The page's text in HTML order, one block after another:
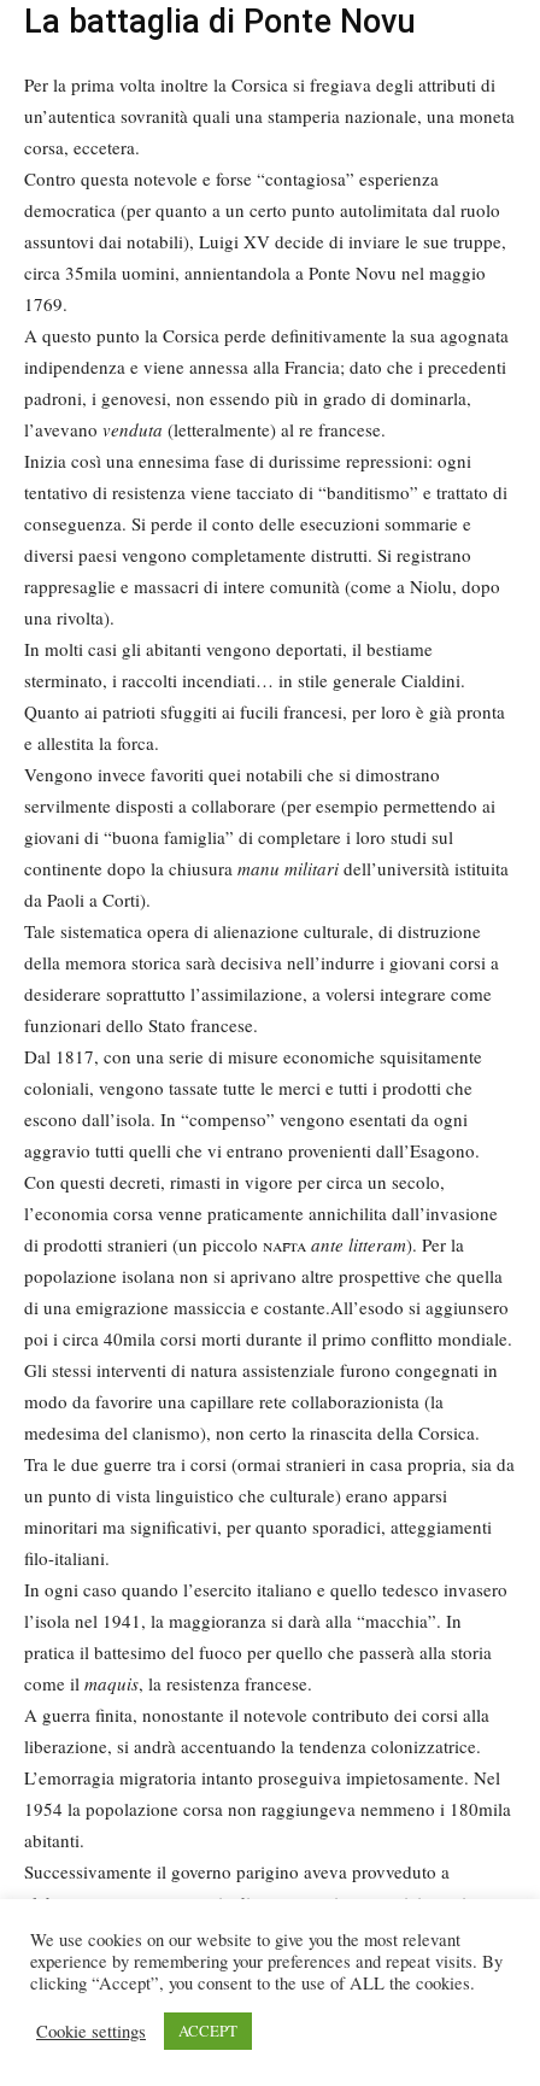
La battaglia di Ponte Novu
Per la prima volta inoltre la Corsica si fregiava degli attributi di
un’autentica sovranità quali una stamperia nazionale, una moneta
corsa, eccetera.
Contro questa notevole e forse “contagiosa” esperienza
democratica (per quanto a un certo punto autolimitata dal ruolo
assuntovi dai notabili), Luigi XV decide di inviare le sue truppe,
circa 35mila uomini, annientandola a Ponte Novu nel maggio
1769.
A questo punto la Corsica perde definitivamente la sua agognata
indipendenza e viene annessa alla Francia; dato che i precedenti
padroni, i genovesi, non essendo più in grado di dominarla,
l’avevano venduta (letteralmente) al re francese.
Inizia così una ennesima fase di durissime repressioni: ogni
tentativo di resistenza viene tacciato di “banditismo” e trattato di
conseguenza. Si perde il conto delle esecuzioni sommarie e
diversi paesi vengono completamente distrutti. Si registrano
rappresaglie e massacri di intere comunità (come a Niolu, dopo
una rivolta).
In molti casi gli abitanti vengono deportati, il bestiame
sterminato, i raccolti incendiati… in stile generale Cialdini.
Quanto ai patrioti sfuggiti ai fucili francesi, per loro è già pronta
e allestita la forca.
Vengono invece favoriti quei notabili che si dimostrano
servilmente disposti a collaborare (per esempio permettendo ai
giovani di “buona famiglia” di completare i loro studi sul
continente dopo la chiusura manu militari dell’università istituita
da Paoli a Corti).
Tale sistematica opera di alienazione culturale, di distruzione
della memora storica sarà decisiva nell’indurre i giovani corsi a
desiderare soprattutto l’assimilazione, a volersi integrare come
funzionari dello Stato francese.
Dal 1817, con una serie di misure economiche squisitamente
coloniali, vengono tassate tutte le merci e tutti i prodotti che
escono dall’isola. In “compenso” vengono esentati da ogni
aggravio tutti quelli che vi entrano provenienti dall’Esagono.
Con questi decreti, rimasti in vigore per circa un secolo,
l’economia corsa venne praticamente annichilita dall’invasione
di prodotti stranieri (un piccolo nafta ante litteram). Per la
popolazione isolana non si aprivano altre prospettive che quella
di una emigrazione massiccia e costante.All’esodo si aggiunsero
poi i circa 40mila corsi morti durante il primo conflitto mondiale.
Gli stessi interventi di natura assistenziale furono congegnati in
modo da favorire una capillare rete collaborazionista (la
medesima del clanismo), non certo la rinascita della Corsica.
Tra le due guerre tra i corsi (ormai stranieri in casa propria, sia da
un punto di vista linguistico che culturale) erano apparsi
minoritari ma significativi, per quanto sporadici, atteggiamenti
filo-italiani.
In ogni caso quando l’esercito italiano e quello tedesco invasero
l’isola nel 1941, la maggioranza si darà alla “macchia”. In
pratica il battesimo del fuoco per quello che passerà alla storia
come il maquis, la resistenza francese.
A guerra finita, nonostante il notevole contributo dei corsi alla
liberazione, si andrà accentuando la tendenza colonizzatrice.
L’emorragia migratoria intanto proseguiva impietosamente. Nel
1954 la popolazione corsa non raggiungeva nemmeno i 180mila
abitanti.
Successivamente il governo parigino aveva provveduto a
elaborare e varare una serie di programmi economici per risanare
l’economia corsa ormai in pieno sfacelo. Peccato che a trarne
maggior beneficio saranno ipieds-noirs(i “piedi neri”,
classificati talvolta come “immigrati di lusso”) insediati nella
piana orientale e provenienti dalle colonie africane, Algeria in
We use cookies on our website to give you the most relevant
experience by remembering your preferences and repeat visits. By
clicking “Accept”, you consent to the use of ALL the cookies.
Cookie settings ACCEPT